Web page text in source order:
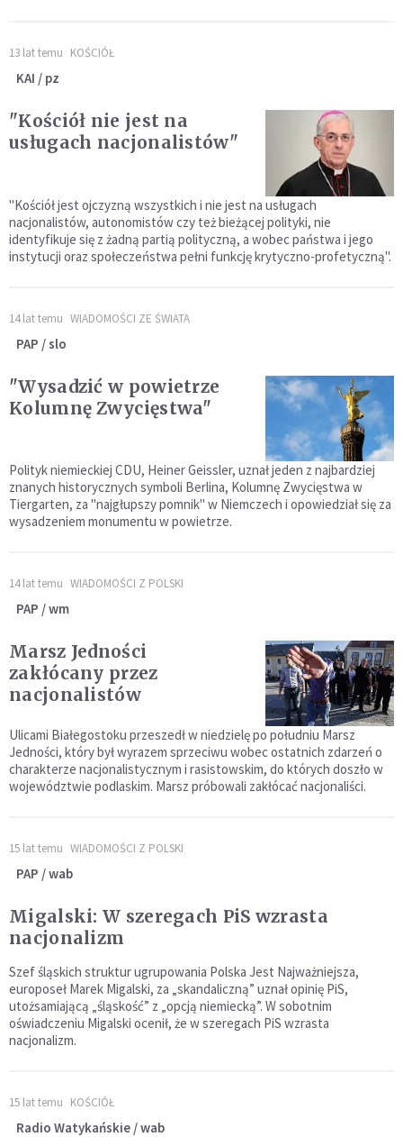
13 lat temu KOŚCIÓŁ
KAI / pz
"Kościół nie jest na
usługach nacjonalistów"
"Kościół jest ojczyzną wszystkich i nie jest na usługach
nacjonalistów, autonomistów czy też bieżącej polityki, nie
identyfikuje się z żadną partią polityczną, a wobec państwa i jego
instytucji oraz społeczeństwa pełni funkcję krytyczno-profetyczną".
14 lat temu WIADOMOŚCI ZE ŚWIATA
PAP / slo
"Wysadzić w powietrze
Kolumnę Zwycięstwa"
Polityk niemieckiej CDU, Heiner Geissler, uznał jeden z najbardziej
znanych historycznych symboli Berlina, Kolumnę Zwycięstwa w
Tiergarten, za "najgłupszy pomnik" w Niemczech i opowiedział się za
wysadzeniem monumentu w powietrze.
14 lat temu WIADOMOŚCI Z POLSKI
PAP / wm
Marsz Jedności
zakłócany przez
nacjonalistów
Ulicami Białegostoku przeszedł w niedzielę po południu Marsz
Jedności, który był wyrazem sprzeciwu wobec ostatnich zdarzeń o
charakterze nacjonalistycznym i rasistowskim, do których doszło w
województwie podlaskim. Marsz próbowali zakłócać nacjonaliści.
15 lat temu WIADOMOŚCI Z POLSKI
PAP / wab
Migalski: W szeregach PiS wzrasta
nacjonalizm
Szef śląskich struktur ugrupowania Polska Jest Najważniejsza,
europoseł Marek Migalski, za „skandaliczną” uznał opinię PiS,
utożsamiającą „śląskość” z „opcją niemiecką”. W sobotnim
oświadczeniu Migalski ocenił, że w szeregach PiS wzrasta
nacjonalizm.
15 lat temu KOŚCIÓŁ
Radio Watykańskie / wab